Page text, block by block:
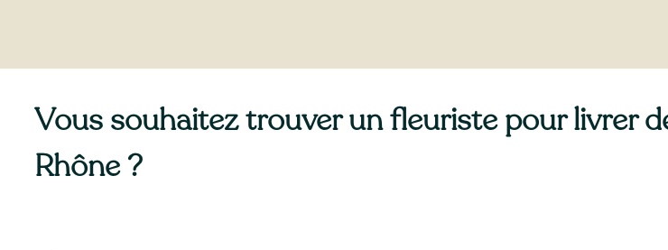
Vous souhaitez trouver un fleuriste pour livrer
Rhône ?